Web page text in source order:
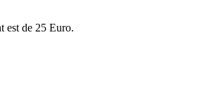
est de 25 Euro.